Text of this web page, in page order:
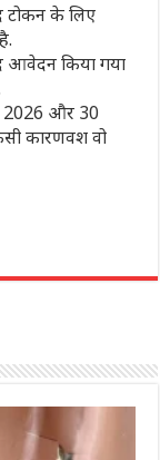
टोकन के लिए
आवेदन किया गया
2026 और 30
कारणवश वो